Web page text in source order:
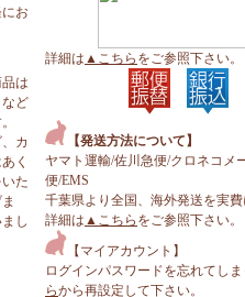
お
は
ど
カ
く
た
し
詳細は ▲こちら をご参照下さい。
【発送方法について】
ヤマト運輸/佐川急便/クロネコメ
便/EMS
千葉県より全国、海外発送を実費
詳細は ▲こちら をご参照下さい。
【マイアカウント】
ログインパスワードを忘れてし
らから再設定して下さい。